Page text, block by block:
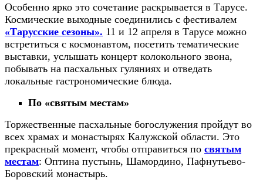
Особенно ярко это сочетание раскрывается в Тарусе.
Космические выходные соединились с фестивалем
«Тарусские сезоны». 11 и 12 апреля в Тарусе можно
встретиться с космонавтом, посетить тематические
выставки, услышать концерт колокольного звона,
побывать на пасхальных гуляниях и отведать
локальные гастрономические блюда.
По «святым местам»
Торжественные пасхальные богослужения пройдут во
всех храмах и монастырях Калужской области. Это
прекрасный момент, чтобы отправиться по святым
местам: Оптина пустынь, Шамордино, Пафнутьево-
Боровский монастырь.